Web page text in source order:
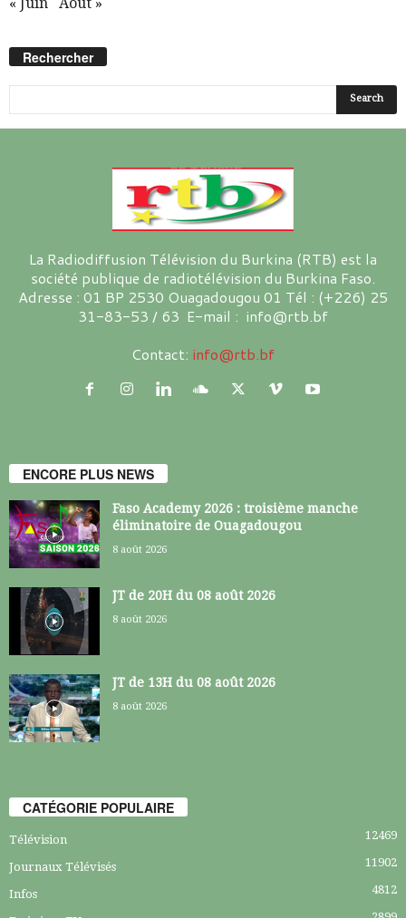
« Juin
Août »
Rechercher
La Radiodiffusion Télévision du Burkina (RTB) est la
société publique de radiotélévision du Burkina Faso.
Adresse : 01 BP 2530 Ouagadougou 01 Tél : (+226) 25
31-83-53 / 63 E-mail : info@rtb.bf
Contact: info@rtb.bf
ENCORE PLUS NEWS
Faso Academy 2026 : troisième manche
éliminatoire de Ouagadougou
8 août 2026
JT de 20H du 08 août 2026
8 août 2026
JT de 13H du 08 août 2026
8 août 2026
CATÉGORIE POPULAIRE
Télévision 12469
Journaux Télévisés 11902
Infos 4812